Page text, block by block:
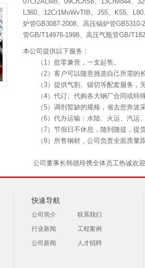
L360、12Cr1MoWvTIB、J55、K55、
炉管GB3087-2008、高压锅炉管
管GB/T14976-1998、高压气瓶管GB/
本公司提供以下服务：
（1）批零兼营，一支起售。
（2）客户可以随意挑选自己所需的长
（3）提供气割、锯切等配套服务，无
（4）代订、代购各大钢厂合同或特殊
（5）调剂暂缺的规格，省去您奔波采
（6）代办运输：水陆、火运、汽运、
（7）节假日不休息，随到随提，提货
（8）所售钢材，公司负责全面质量跟
公司董事长韩德玲携全体员工热诚欢迎
快速导航
公司简介
联系我们
行业新闻
工程案例
公司新闻
人才招聘